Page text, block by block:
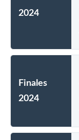
2024
Finales
2024